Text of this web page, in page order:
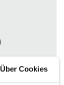
Über Cookies